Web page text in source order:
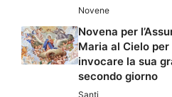
Novene
Novena per
Maria al Cielo per
invocare la sua
secondo giorno
Santi